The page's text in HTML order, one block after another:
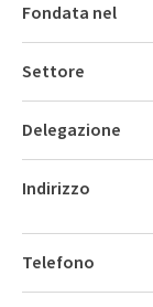
Fondata nel
Settore
Delegazione
Indirizzo
Telefono